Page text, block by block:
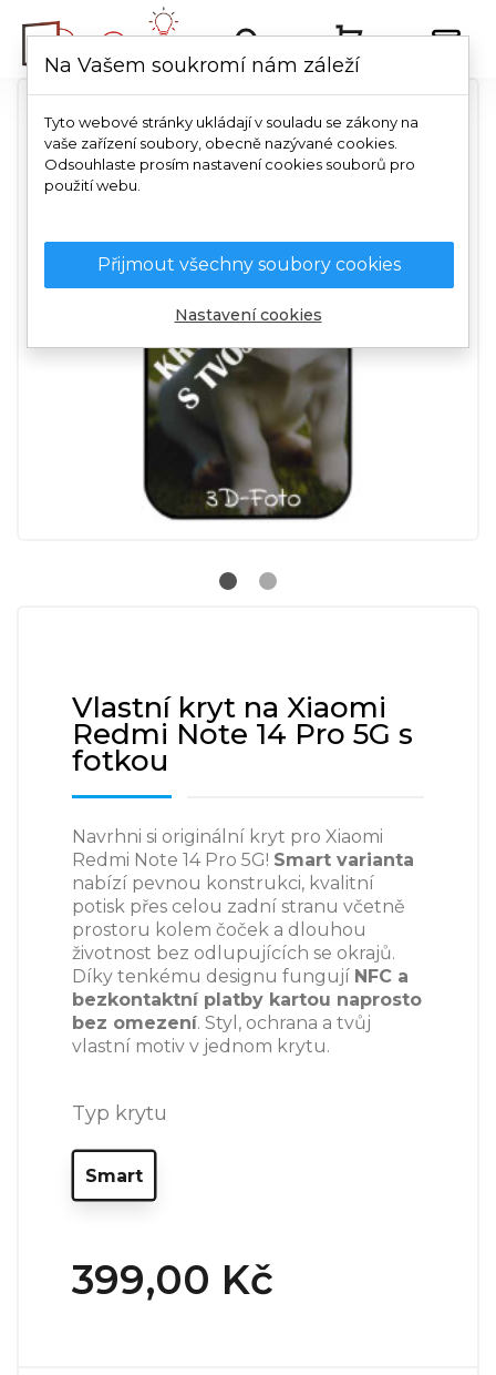
Vlastní kryt na Xiaomi
Redmi Note 14 Pro 5G s
fotkou
Navrhni si originální kryt pro Xiaomi
Redmi Note 14 Pro 5G! Smart varianta
nabízí pevnou konstrukci, kvalitní
potisk přes celou zadní stranu včetně
prostoru kolem čoček a dlouhou
životnost bez odlupujících se okrajů.
Díky tenkému designu fungují NFC a
bezkontaktní platby kartou naprosto
bez omezení. Styl, ochrana a tvůj
vlastní motiv v jednom krytu.
Typ krytu
Smart
399,00 Kč
Na Vašem soukromí nám záleží
Tyto webové stránky ukládají v souladu se zákony na
vaše zařízení soubory, obecně nazývané cookies.
Odsouhlaste prosím nastavení cookies souborů pro
použití webu.
Přijmout všechny soubory cookies
Nastavení cookies